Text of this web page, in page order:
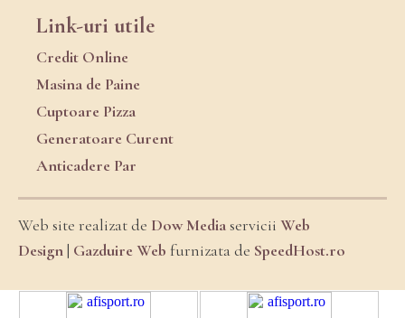
Link-uri utile
Credit Online
Masina de Paine
Cuptoare Pizza
Generatoare Curent
Anticadere Par
Web site realizat de Dow Mediaservicii Web
Design| Gazduire Web furnizata de SpeedHost.ro